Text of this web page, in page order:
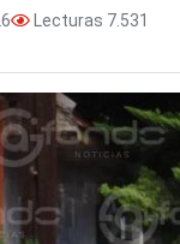
Lecturas 7.531